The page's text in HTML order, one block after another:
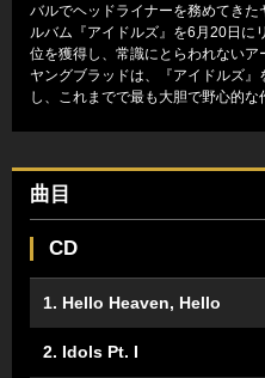
バルでヘッドライナーを務めてき
ルバム『アイドルズ』を6月20日に
位を獲得し、常識にとらわれない
ヤングブラッドは、『アイドルズ
し、これまでで最も大胆で野心的な
曲目
CD
1. Hello Heaven, Hello
2. Idols Pt. I